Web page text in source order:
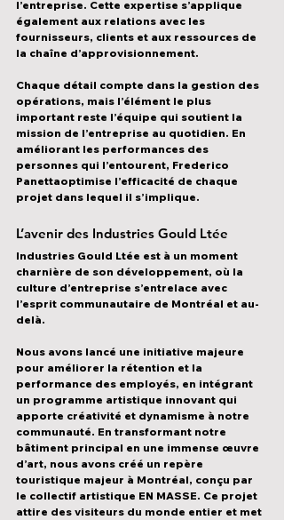
l’entreprise. Cette expertise s’applique
également aux relations avec les
fournisseurs, clients et aux ressources de
la chaîne d’approvisionnement.
Chaque détail compte dans la gestion des
opérations, mais l’élément le plus
important reste l’équipe qui soutient la
mission de l’entreprise au quotidien. En
améliorant les performances des
personnes qui l’entourent, Frederico
Panettaoptimise l’efficacité de chaque
projet dans lequel il s’implique.
L’avenir des Industries Gould Ltée
Industries Gould Ltée est à un moment
charnière de son développement, où la
culture d’entreprise s’entrelace avec
l’esprit communautaire de Montréal et au-
delà.
Nous avons lancé une initiative majeure
pour améliorer la rétention et la
performance des employés, en intégrant
un programme artistique innovant qui
apporte créativité et dynamisme à notre
communauté. En transformant notre
bâtiment principal en une immense œuvre
d’art, nous avons créé un repère
touristique majeur à Montréal, conçu par
le collectif artistique EN MASSE. Ce projet
attire des visiteurs du monde entier et met